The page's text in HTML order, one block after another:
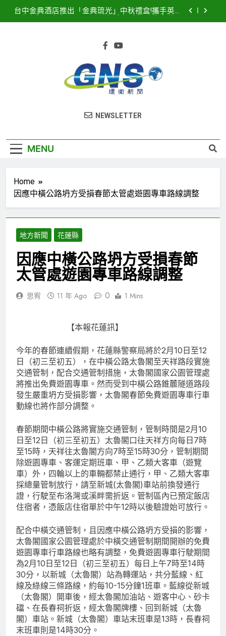
台中金典酒店推出「金典琉光」中秋禮盒!攜手英國
聯打造臺中海線地方創生新品牌
勢公布 點燃台中海線夏日熱潮
臺中港全面導入智慧LED路燈 優化節能成效暨強化
2025濱海搖滾音樂祭記者會隆重登場！豪華卡司強
環衛新聞
NEWSLETTER
MENU
Home
因應中橫公路坍方受損春節太管處遊園專車路線調整
地方新聞 花蓮縣
因應中橫公路坍方受損春節
太管處遊園專車路線調整
思宥 11 年 Ago 0 1 Mins
【本報花蓮訊】
今年的春節連續假期，花蓮縣警察局將於2月10日至12
日（初三至初五），在中橫公路太魯閣至天祥路段實施
交通管制，配合交通管制措施，太魯閣國家公園管理處
將推出免費遊園專車。然而受到中橫公路錐麓隧道路段
發生嚴重坍方受損影響，太魯閣春節免費遊園專車行車
動線也將作部分調整。
春節期間中橫公路將實施交通管制，管制時間是2月10
日至12日（初三至初五）太魯閣口往天祥方向每日7時
至15時，天祥往太魯閣方向7時至15時30分，管制期間
除遊園專車、客運定期班車、甲、乙類大客車（遊覽
車）外，四輪以上的車輛都禁止通行，甲、乙類大客車
採總量管制放行，請至新城(太魯閣)車站前換發通行
證，行駛至布洛灣或溪畔需折返。管制區內已預定飯店
住宿者，憑飯店住宿單於中午12時以後驗證始可放行。
配合中橫交通管制，且因應中橫公路坍方受損的影響，
太魯閣國家公園管理處於中橫交通管制期間開辦的免費
遊園專車行車路線也略有調整，免費遊園專車行駛期間
為2月10日至12日（初三至初五）每日上午7時至14時
30分，以新城（太魯閣）站為轉運站，共分藍線、紅
線及綠線三條路線，約每10-15分鐘1班車。藍線從新城
（太魯閣）開車後，經太魯閣加油站、遊客中心、砂卡
礑、在長春祠折返，經太魯閣牌樓、回到新城（太魯
閣）車站。新城（太魯閣）車站末班車是13時，長春祠
末班車則是14時30分。